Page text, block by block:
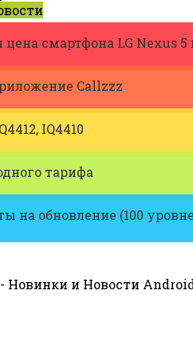
смартфона LG Nexus 5
Callzzz
IQ4410
тарифа
на обновление (100
Новинки и Новости